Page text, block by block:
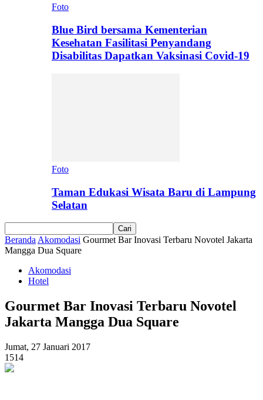
Foto
Blue Bird bersama Kementerian
Kesehatan Fasilitasi Penyandang
Disabilitas Dapatkan Vaksinasi Covid-19
Foto
Taman Edukasi Wisata Baru di Lampung
Selatan
Beranda Akomodasi Gourmet Bar Inovasi Terbaru Novotel Jakarta
Mangga Dua Square
Akomodasi
Hotel
Gourmet Bar Inovasi Terbaru Novotel
Jakarta Mangga Dua Square
Jumat, 27 Januari 2017
1514